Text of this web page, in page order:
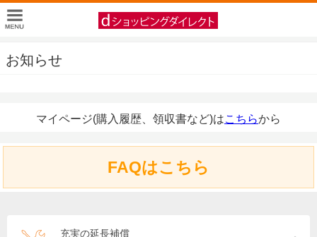
お知らせ
マイページ(購入履歴、領収書など)はこちらから
FAQはこちら
充実の延長補償